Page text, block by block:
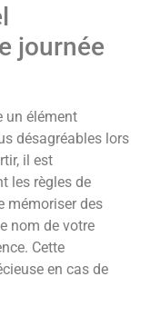
journée
un élément
désagréables lors
il est
les règles de
mémoriser des
nom de votre
Cette
en cas de